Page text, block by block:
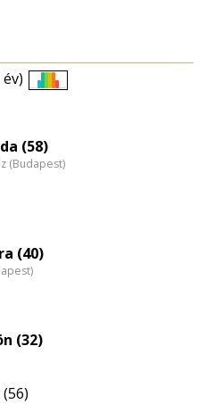
nagyítása
(58)
(Budapest)
(40)
(32)